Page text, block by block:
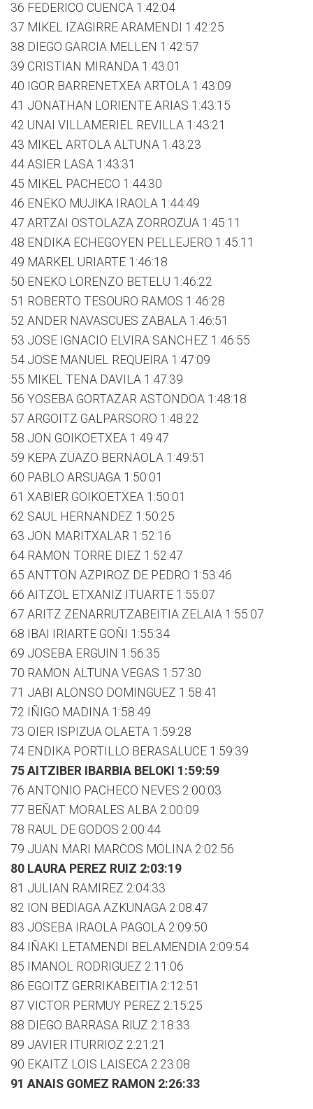
36 FEDERICO CUENCA 1:42:04
37 MIKEL IZAGIRRE ARAMENDI 1:42:25
38 DIEGO GARCIA MELLEN 1:42:57
39 CRISTIAN MIRANDA 1:43:01
40 IGOR BARRENETXEA ARTOLA 1:43:09
41 JONATHAN LORIENTE ARIAS 1:43:15
42 UNAI VILLAMERIEL REVILLA 1:43:21
43 MIKEL ARTOLA ALTUNA 1:43:23
44 ASIER LASA 1:43:31
45 MIKEL PACHECO 1:44:30
46 ENEKO MUJIKA IRAOLA 1:44:49
47 ARTZAI OSTOLAZA ZORROZUA 1:45:11
48 ENDIKA ECHEGOYEN PELLEJERO 1:45:11
49 MARKEL URIARTE 1:46:18
50 ENEKO LORENZO BETELU 1:46:22
51 ROBERTO TESOURO RAMOS 1:46:28
52 ANDER NAVASCUES ZABALA 1:46:51
53 JOSE IGNACIO ELVIRA SANCHEZ 1:46:55
54 JOSE MANUEL REQUEIRA 1:47:09
55 MIKEL TENA DAVILA 1:47:39
56 YOSEBA GORTAZAR ASTONDOA 1:48:18
57 ARGOITZ GALPARSORO 1:48:22
58 JON GOIKOETXEA 1:49:47
59 KEPA ZUAZO BERNAOLA 1:49:51
60 PABLO ARSUAGA 1:50:01
61 XABIER GOIKOETXEA 1:50:01
62 SAUL HERNANDEZ 1:50:25
63 JON MARITXALAR 1:52:16
64 RAMON TORRE DIEZ 1:52:47
65 ANTTON AZPIROZ DE PEDRO 1:53:46
66 AITZOL ETXANIZ ITUARTE 1:55:07
67 ARITZ ZENARRUTZABEITIA ZELAIA 1:55:07
68 IBAI IRIARTE GOÑI 1:55:34
69 JOSEBA ERGUIN 1:56:35
70 RAMON ALTUNA VEGAS 1:57:30
71 JABI ALONSO DOMINGUEZ 1:58:41
72 IÑIGO MADINA 1:58:49
73 OIER ISPIZUA OLAETA 1:59:28
74 ENDIKA PORTILLO BERASALUCE 1:59:39
75 AITZIBER IBARBIA BELOKI 1:59:59
76 ANTONIO PACHECO NEVES 2:00:03
77 BEÑAT MORALES ALBA 2:00:09
78 RAUL DE GODOS 2:00:44
79 JUAN MARI MARCOS MOLINA 2:02:56
80 LAURA PEREZ RUIZ 2:03:19
81 JULIAN RAMIREZ 2:04:33
82 ION BEDIAGA AZKUNAGA 2:08:47
83 JOSEBA IRAOLA PAGOLA 2:09:50
84 IÑAKI LETAMENDI BELAMENDIA 2:09:54
85 IMANOL RODRIGUEZ 2:11:06
86 EGOITZ GERRIKABEITIA 2:12:51
87 VICTOR PERMUY PEREZ 2:15:25
88 DIEGO BARRASA RIUZ 2:18:33
89 JAVIER ITURRIOZ 2:21:21
90 EKAITZ LOIS LAISECA 2:23:08
91 ANAIS GOMEZ RAMON 2:26:33